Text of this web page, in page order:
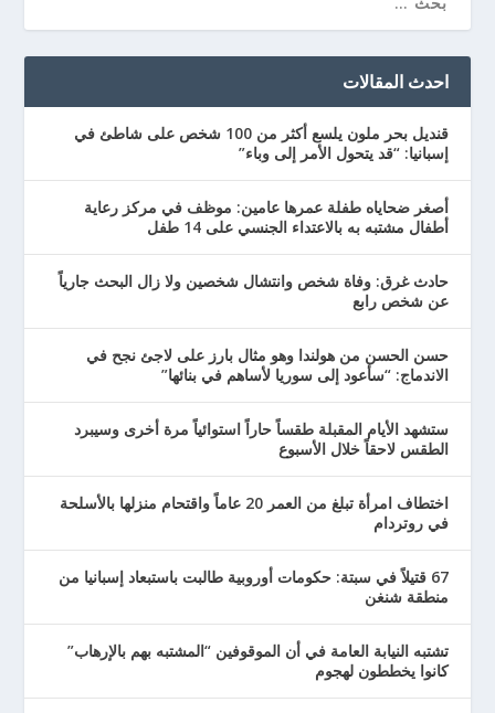
احدث المقالات
قنديل بحر ملون يلسع أكثر من 100 شخص على شاطئ في
إسبانيا: “قد يتحول الأمر إلى وباء”
أصغر ضحاياه طفلة عمرها عامين: موظف في مركز رعاية
أطفال مشتبه به بالاعتداء الجنسي على 14 طفل
حادث غرق: وفاة شخص وانتشال شخصين ولا زال البحث جارياً
عن شخص رابع
حسن الحسن من هولندا وهو مثال بارز على لاجئ نجح في
الاندماج: “سأعود إلى سوريا لأساهم في بنائها”
ستشهد الأيام المقبلة طقساً حاراً استوائياً مرة أخرى وسيبرد
الطقس لاحقاً خلال الأسبوع
اختطاف امرأة تبلغ من العمر 20 عاماً واقتحام منزلها بالأسلحة
في روتردام
67 قتيلاً في سبتة: حكومات أوروبية طالبت باستبعاد إسبانيا من
منطقة شنغن
تشتبه النيابة العامة في أن الموقوفين “المشتبه بهم بالإرهاب”
كانوا يخططون لهجوم